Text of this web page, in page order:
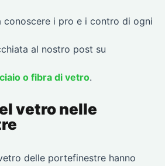
conoscere i pro e i contro di ogni
al nostro post su
o fibra di vetro.
vetro nelle
delle portefinestre hanno